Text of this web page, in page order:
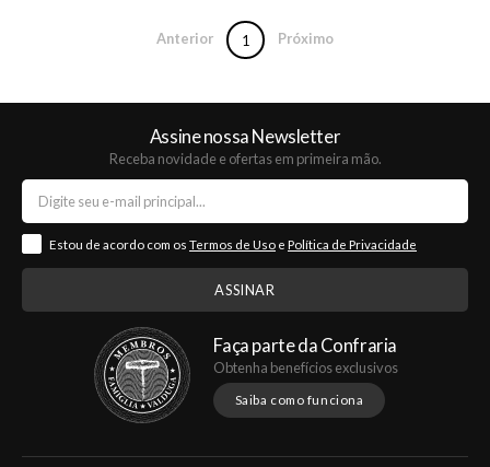
Anterior 1 Próximo
Assine nossa Newsletter
Receba novidade e ofertas em primeira mão.
Estou de acordo com os Termos de Uso e Política de Privacidade
Faça parte da Confraria
Obtenha benefícios exclusivos
Saiba como funciona